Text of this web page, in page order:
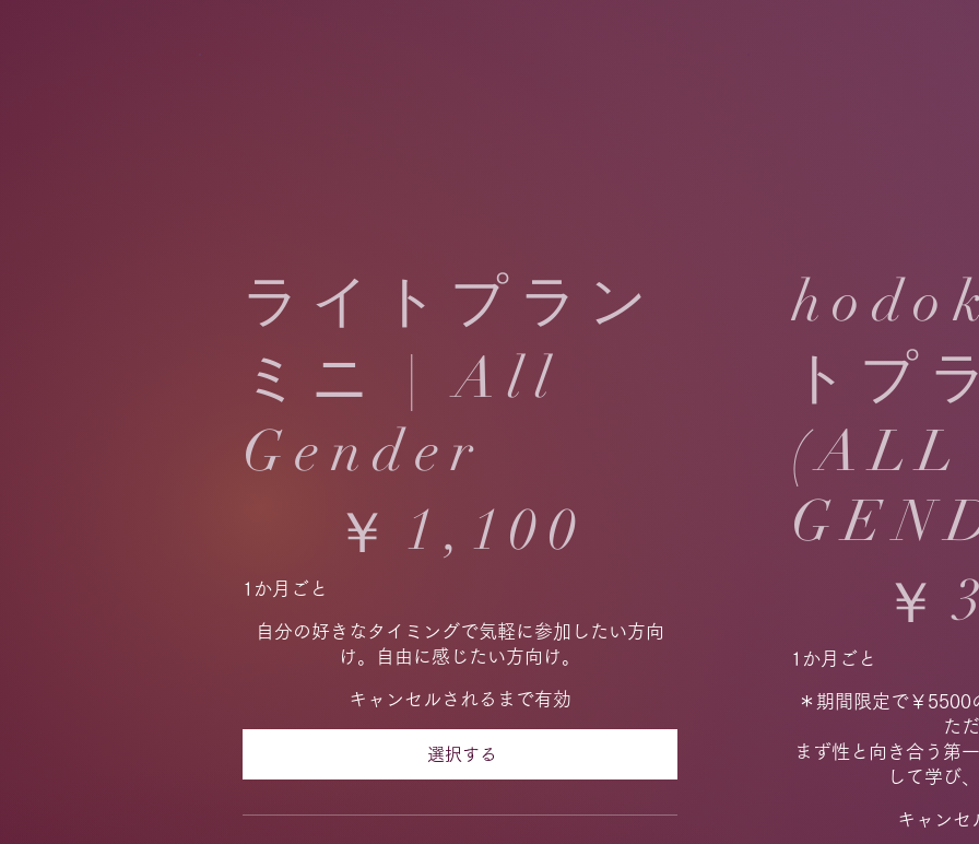
ライトプラン
ミニ | All
Gender
￥ 1,100
1か月ごと
自分の好きなタイミングで気軽に参加したい方向
け。自由に感じたい方向け。
キャンセルされるまで有効
選択する
トプ
(ALL
￥
1か月ごと
＊期間限定で￥
た
まず性と向き合う第
して学び
キャンセ